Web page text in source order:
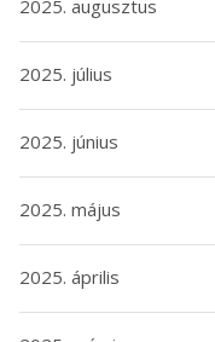
2025. augusztus
2025. július
2025. június
2025. május
2025. április